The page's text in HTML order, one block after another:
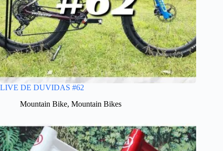
LIVE DE DUVIDAS #62
Mountain Bike, Mountain Bikes